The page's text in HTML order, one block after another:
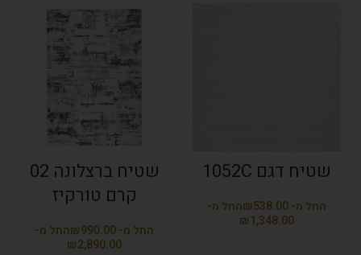
שטיח דגם 1052C
₪
₪
שטיח ברצלונה 02
קרם טורקיז
₪
₪